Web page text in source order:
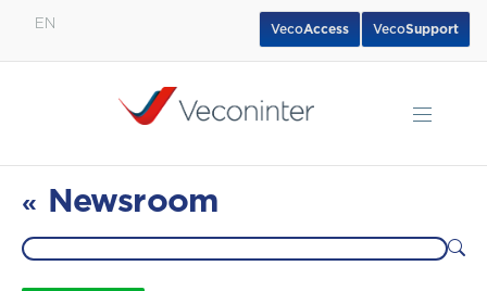
EN VecoSupport
VecoAccess
« Newsroom